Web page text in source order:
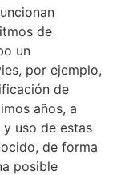
de
un
por ejemplo,
de
años, a
uso de estas
de forma
posible